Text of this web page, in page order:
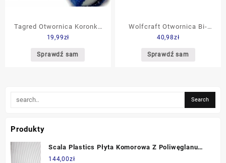
Tagred Otwornica Koronka
Diamentowa Do Glazury
14mm M14 TA4026
19,99zł
Sprawdź sam
Wolfcraft Otwornica Bi-
metal o o 35 mm
WF5467000
40,98zł
Sprawdź sam
Produkty
Scala Plastics Płyta Komorowa Z Poliwęglanu
Bezbarwna 6Mm 200X105Cm (PL71027710LM)
144,00zł